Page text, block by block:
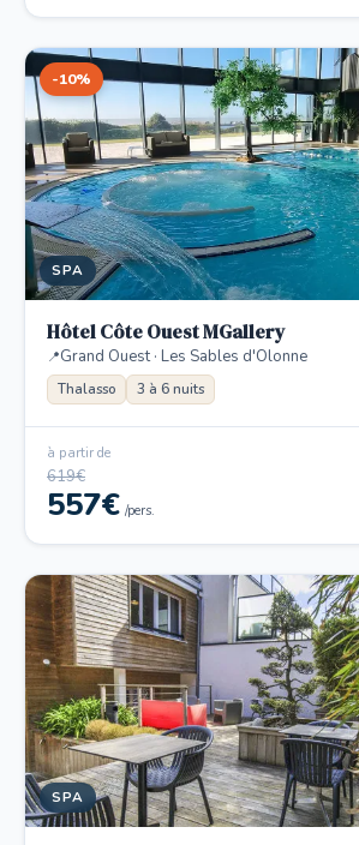
-10%
SPA
Hôtel Côte Ouest MGallery
Grand Ouest · Les Sables d'Olonne
Thalasso 3 à 6 nuits
à partir de
619€
557€ /pers.
SPA